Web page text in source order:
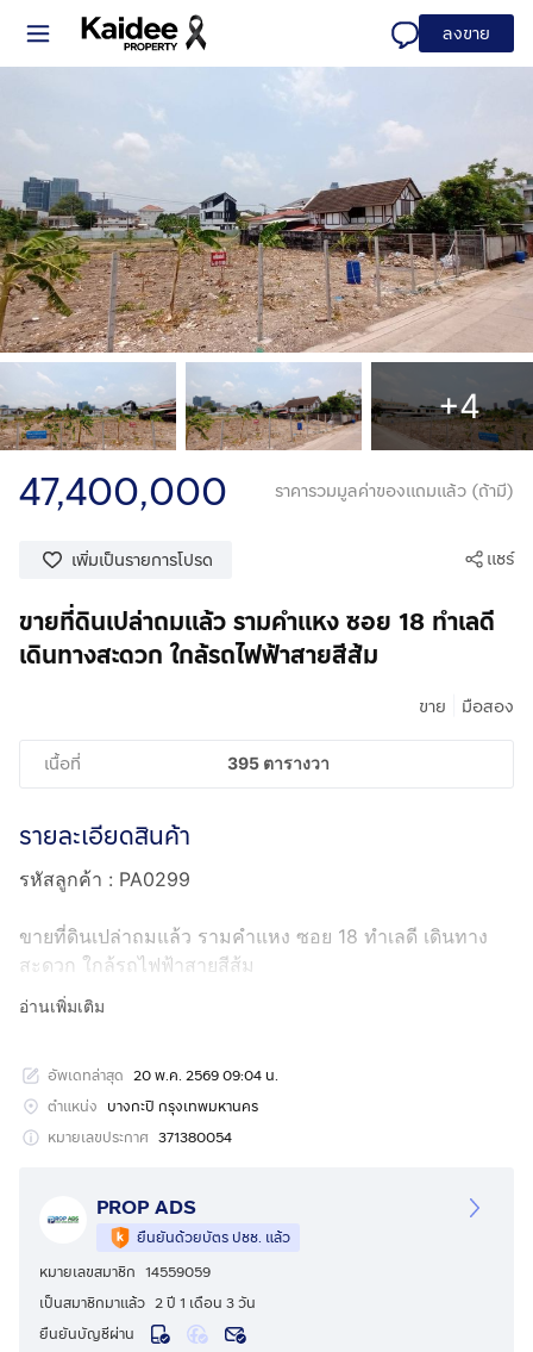
ลงขาย
+4
47,400,000 ราคารวมมูลค่าของแถมแล้ว (ถ้ามี)
เพิ่มเป็นรายการโปรด แชร์
ขายที่ดินเปล่าถมแล้ว รามคำแหง ซอย 18 ทำเลดี
เดินทางสะดวก ใกล้รถไฟฟ้าสายสีส้ม
ขาย มือสอง
เนื้อที่ 395 ตารางวา
รายละเอียดสินค้า
รหัสลูกค้า : PA0299
ขายที่ดินเปล่าถมแล้ว รามคำแหง ซอย 18 ทำเลดี เดินทาง
สะดวก ใกล้รถไฟฟ้าสายสีส้ม
ขนาดพื้นที่ : 395 ตารางวา
- หน้ากว้างเหมาะสำหรับปลูกสร้างหลายรูปแบบ
- ถนนเข้า-ออกสะดวก เข้าซอยประมาณ 800 เมตร
- บรรยากาศเงียบสงบ เหมาะสำหรับอยู่อาศัย
- ทำเลศักยภาพ ใกล้ถนนรามคำแหง และถนนเลียบทางด่วน
- เดินทางเชื่อมต่อได้หลายเส้นทาง ทั้งรามคำแหง พระราม 9
อ่านเพิ่มเติม
อัพเดทล่าสุด 20 พ.ค. 2569 09:04 น.
ตำแหน่ง บางกะปิ กรุงเทพมหานคร
หมายเลขประกาศ 371380054
PROP ADS
ยืนยันด้วยบัตร ปชช. แล้ว
หมายเลขสมาชิก 14559059
เป็นสมาชิกมาแล้ว 2 ปี 1 เดือน 3 วัน
ยืนยันบัญชีผ่าน